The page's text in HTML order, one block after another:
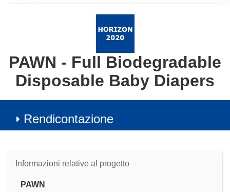
finestra)
PAWN - Full Biodegradable
Disposable Baby Diapers
Rendicontazione
Informazioni relative al progetto
PAWN